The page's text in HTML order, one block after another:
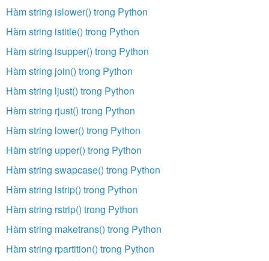
Hàm string islower() trong Python
Hàm string istitle() trong Python
Hàm string isupper() trong Python
Hàm string join() trong Python
Hàm string ljust() trong Python
Hàm string rjust() trong Python
Hàm string lower() trong Python
Hàm string upper() trong Python
Hàm string swapcase() trong Python
Hàm string lstrip() trong Python
Hàm string rstrip() trong Python
Hàm string maketrans() trong Python
Hàm string rpartition() trong Python